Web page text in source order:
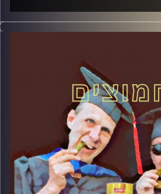
ופרופסור גלעד הירשברגר